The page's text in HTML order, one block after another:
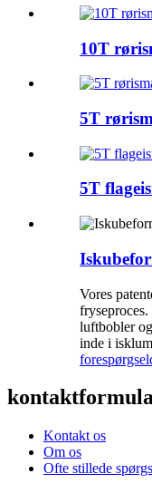
10T
5T
5T
Vores
luftbobler
inde i
forespørgsel
Kontakt os
Om os
Ofte stillede